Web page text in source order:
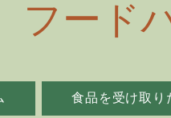
フード
食品を受け取り